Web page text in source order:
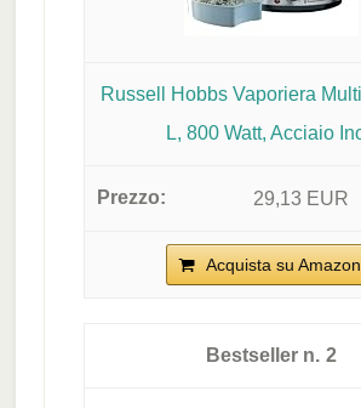
Russell Hobbs Vaporiera
L, 800 Watt, Acciaio
29,13 EUR
Acquista su Amazon
2